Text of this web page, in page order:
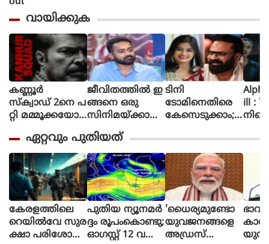
വായിക്കുക
കണ്ണൂർ
സ്ക്വാഡ് 2നെ പ
റ്റി മമ്മൂക്കയോട്
രും.. സമയ
മെടുക്കും :
റോണി ഡേവിഡ്
ജീവിതത്തിൽ ഇ
ങ്ങനെ ഒരു
സിനിമയ്ക്കായി
പ
ണി
യെടുത്തിട്ടില്ല,
ടിക്കി ടാക്കയെ
പറ്റി ആസിഫ്
അലി
ടിനി
ടോമിനെതിരെ
കേസെടുക്കാം;
പരാതിയിൽ
കോടതി നിർ
ദേശം
Alpha The
ill : '
ഏറ്റവും പുതിയത്
കേരളത്തിലെ
റെയില്‍വേ സുര
ക്ഷാ പരിശോധ
പുതിയ ന്യൂനമർ
ദ്ദം രൂപംകൊണ്ടു;
ഓഗസ്റ്റ് 12 വരെ
'ധൈര്യമുണ്ടോ
യുവജനങ്ങളെ
അഡ്രസ്